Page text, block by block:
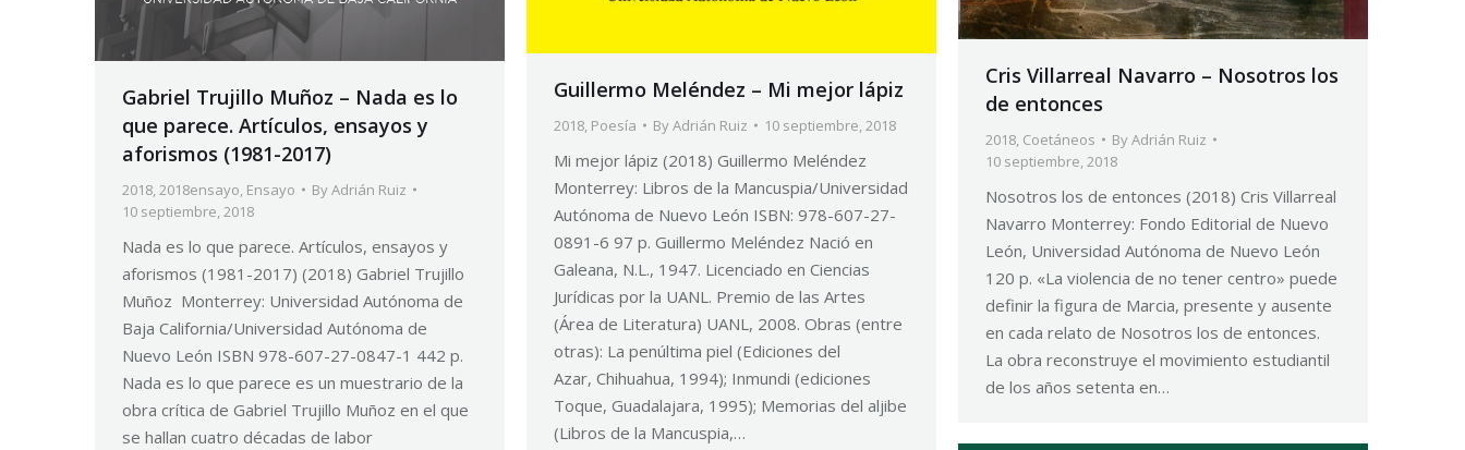
Gabriel Trujillo Muñoz – Nada es lo
que parece. Artículos, ensayos y
aforismos (1981-2017)
2018,2018ensayo, Ensayo ByAdrián Ruiz
10 septiembre, 2018
Nada es lo que parece. Artículos, ensayos y
aforismos (1981-2017) (2018) Gabriel Trujillo
Muñoz Monterrey: Universidad Autónoma de
Baja California/Universidad Autónoma de
Nuevo León ISBN 978-607-27-0847-1 442 p.
Nada es lo que parece es un muestrario de la
obra crítica de Gabriel Trujillo Muñoz en el que
se hallan cuatro décadas de labor
Guillermo Meléndez – Mi mejor lápiz
2018, Poesía ByAdrián Ruiz 10 septiembre, 2018
Mi mejor lápiz (2018) Guillermo Meléndez
Monterrey: Libros de la Mancuspia/Universidad
Autónoma de Nuevo León ISBN: 978-607-27-
0891-6 97 p. Guillermo Meléndez Nació en
Galeana, N.L., 1947. Licenciado en Ciencias
Jurídicas por la UANL. Premio de las Artes
(Área de Literatura) UANL, 2008. Obras (entre
otras): La penúltima piel (Ediciones del
Azar, Chihuahua, 1994); Inmundi (ediciones
Toque, Guadalajara, 1995); Memorias del aljibe
(Libros de la Mancuspia,…
Cris Villarreal Navarro – Nosotros los
de entonces
2018, Coetáneos ByAdrián Ruiz
10 septiembre, 2018
Nosotros los de entonces (2018) Cris Villarreal
Navarro Monterrey: Fondo Editorial de Nuevo
León, Universidad Autónoma de Nuevo León
120 p. «La violencia de no tener centro» puede
definir la figura de Marcia, presente y ausente
en cada relato de Nosotros los de entonces.
La obra reconstruye el movimiento estudiantil
de los años setenta en…